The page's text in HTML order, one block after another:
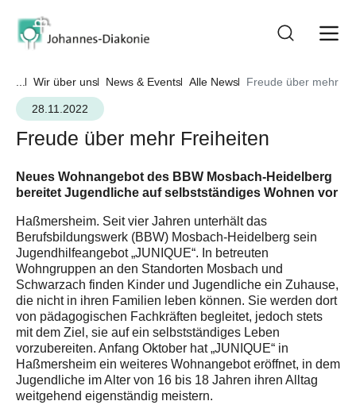
... Wir über uns News & Events Alle News
Freude über mehr
28.11.2022
Freude über mehr Freiheiten
Neues Wohnangebot des BBW Mosbach-Heidelberg
bereitet Jugendliche auf selbstständiges Wohnen vor
Haßmersheim. Seit vier Jahren unterhält das
Berufsbildungswerk (BBW) Mosbach-Heidelberg sein
Jugendhilfeangebot „JUNIQUE“. In betreuten
Wohngruppen an den Standorten Mosbach und
Schwarzach finden Kinder und Jugendliche ein Zuhause,
die nicht in ihren Familien leben können. Sie werden dort
von pädagogischen Fachkräften begleitet, jedoch stets
mit dem Ziel, sie auf ein selbstständiges Leben
vorzubereiten. Anfang Oktober hat „JUNIQUE“ in
Haßmersheim ein weiteres Wohnangebot eröffnet, in dem
Jugendliche im Alter von 16 bis 18 Jahren ihren Alltag
weitgehend eigenständig meistern.